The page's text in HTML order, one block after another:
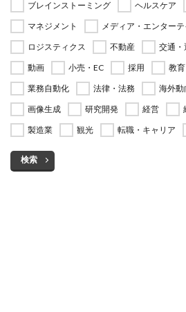
ブレインストーミング ヘルスケア
マネジメント
メディア・エンターテ
ロジスティクス
不動産 交通・
動画
小売・EC 採用 教育
業務自動化
法律・法務 海外動
画像生成
研究開発 経営
製造業
観光 転職・キャリア
検索